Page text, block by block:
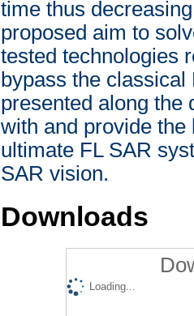
time thus
proposed aim to
tested technologies
bypass the
presented along the
with and provide the
ultimate FL SAR
SAR vision.
Downloads
Loading...